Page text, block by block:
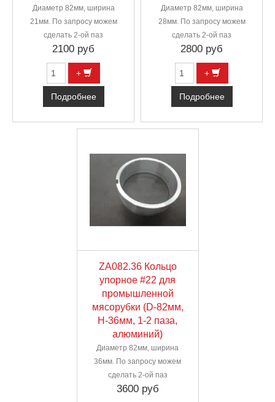
Диаметр 82мм, ширина
21мм. По запросу можем
сделать 2-ой паз
2100 руб
+
Подробнее
Диаметр 82мм, ширина
28мм. По запросу можем
сделать 2-ой паз
2800 руб
+
Подробнее
ZA082.36 Кольцо
упорное #22 для
промышленной
мясорубки (D-82мм,
H-36мм, 1-2 паза,
алюминий)
Диаметр 82мм, ширина
36мм. По запросу можем
сделать 2-ой паз
3600 руб